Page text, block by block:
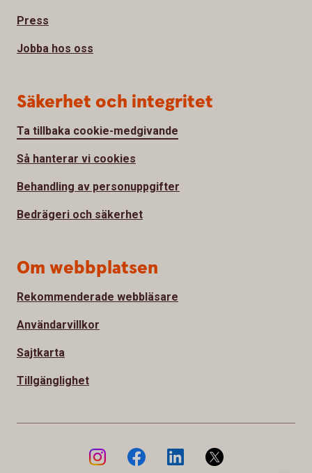
Press
Jobba hos oss
Säkerhet och integritet
Ta tillbaka cookie-medgivande
Så hanterar vi cookies
Behandling av personuppgifter
Bedrägeri och säkerhet
Om webbplatsen
Rekommenderade webbläsare
Användarvillkor
Sajtkarta
Tillgänglighet